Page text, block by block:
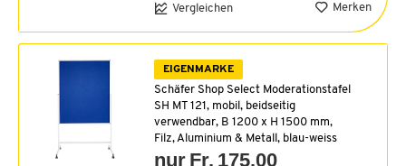
Vergleichen Merken
EIGENMARKE
Schäfer Shop Select Moderationstafel
SH MT 121, mobil, beidseitig
verwendbar, B 1200 x H 1500 mm,
Filz, Aluminium & Metall, blau-weiss
nur Fr. 175.00